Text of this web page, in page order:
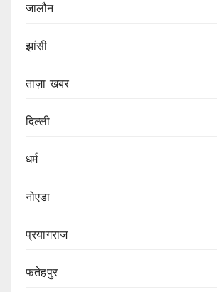
जालौन
झांसी
ताज़ा खबर
दिल्ली
धर्म
नोएडा
प्रयागराज
फतेहपुर